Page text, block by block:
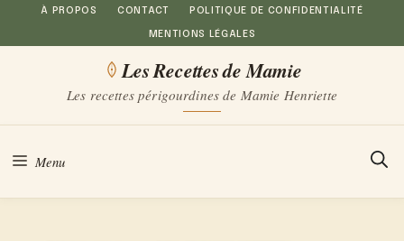
Aller
au
À PROPOS CONTACT POLITIQUE DE CONFIDENTIALITÉ
MENTIONS LÉGALES
Les Recettes de Mamie
Les recettes périgourdines de Mamie Henriette
Menu